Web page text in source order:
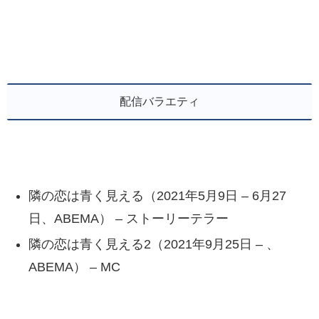
配信バラエティ
隣の恋は青く見える（2021年5月9日 – 6月27
日、ABEMA） – ストーリーテラー
隣の恋は青く見える2（2021年9月25日 – 、
ABEMA） – MC